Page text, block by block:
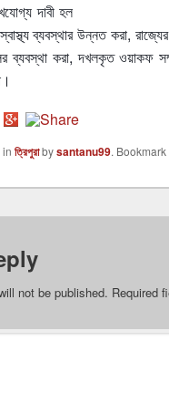
দাবী হল
ব্যবস্থার উন্নত করা,
ব্যবস্থা করা, দখলকৃত ওয়াকফ
ত্রিপুরাbysantanu99. Bookmark
not be published. Required